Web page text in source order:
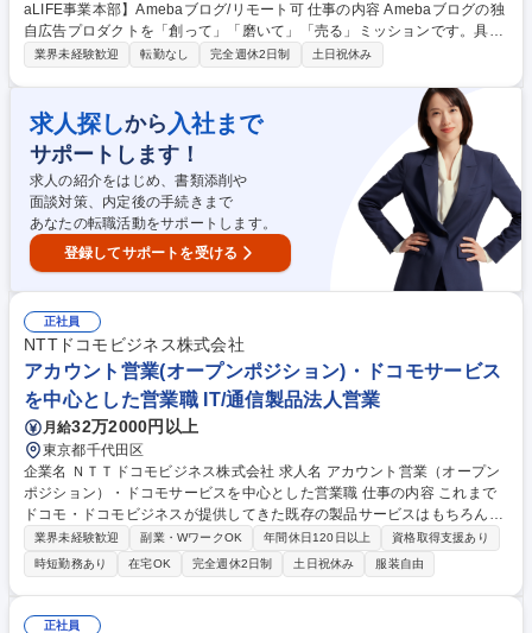
aLIFE事業本部】Amebaブログ/リモート可 仕事の内容 Amebaブログの独
自広告プロダクトを「創って」「磨いて」「売る」ミッションです。具体
的な業務ついては下記。 ■Ameba独自の広告プロダクト群をより多くの広
ケットの動きを見極めた新たな広告商品の開発■外部パートナーとの連携/
提携を通じて販路の構築/拡大■マーケット視点からブロガー/メディア企画
の提案・実行 【Ameba独自の広告プロダクト】ブロガーコンテンツを核
に、フルファネルで展開しています■AIマーケティング広告、リテール/販
促、ブロガータイアップ広告、編集タイアップ広告、ディスプレイ広告 等
募集職種 【メディアセールス/AmebaLIFE事業本部】Amebaブログ/リモ
ート可
業界未経験歓迎 転勤なし 完全週休2日制 土日祝休み
求人探しから 入社まで
サポートします！
求人の紹介をはじめ、書類添削や
面談対策、内定後の手続きまで
あなたの転職活動をサポートします。
登録してサポートを受ける
正社員
NTTドコモビジネス株式会社
アカウント営業(オープンポジション)・ドコモサービス
を中心とした営業職 IT/通信製品法人営業
月給32万2000円以上
東京都千代田区
企業名 ＮＴＴドコモビジネス株式会社 求人名 アカウント営業（オープン
ポジション）・ドコモサービスを中心とした営業職 仕事の内容 これまで
ドコモ・ドコモビジネスが提供してきた既存の製品サービスはもちろんで
すが、組み合わせることで全く新しいサービスを創造し、顧客のビジネス
拡大に貢献することに全社を挙げて取り組んでおります。 弊社外での知識
やご経験を活かし、ぜひ既存の枠に囚われない新しい領域でのビジネスを
創出していただきたいと考えております。 ■DX実現・課題解決の提案：デ
ータ回線、IT基盤、クラウド、セキュリティ、SaaSサービスなどを活用
業界未経験歓迎 副業・WワークOK 年間休日120日以上
資格取得支援あり
時短勤務あり
在宅OK 完全週休2日制 土日祝休み 服装自由
正社員